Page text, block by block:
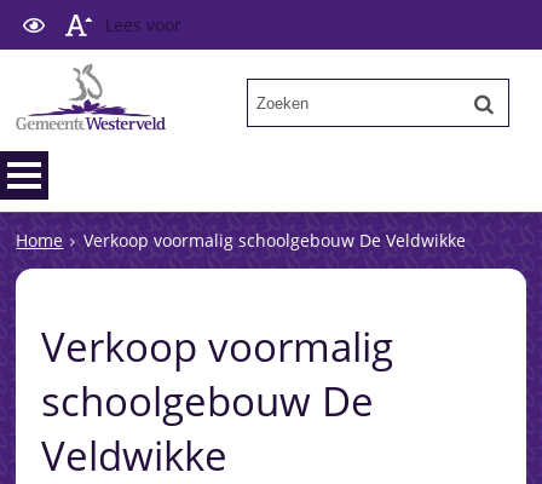
Lees voor
Home Verkoop voormalig schoolgebouw De Veldwikke
Verkoop voormalig
schoolgebouw De
Veldwikke